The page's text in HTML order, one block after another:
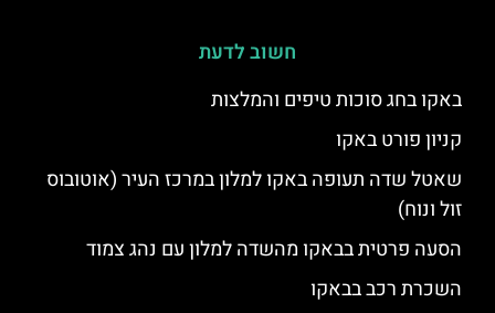
חשוב לדעת
באקו בחג סוכות טיפים והמלצות
קניון פורט באקו
שאטל שדה תעופה באקו למלון במרכז העיר (אוטובוס
זול ונוח)
הסעה פרטית בבאקו מהשדה למלון עם נהג צמוד
השכרת רכב בבאקו